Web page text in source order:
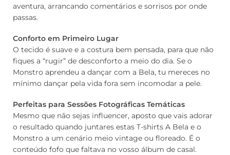
aventura, arrancando comentários e sorrisos por onde
passas.
Conforto em Primeiro Lugar
O tecido é suave e a costura bem pensada, para que não
fiques a “rugir” de desconforto a meio do dia. Se o
Monstro aprendeu a dançar com a Bela, tu mereces no
mínimo dançar pela vida fora sem incomodar a pele.
Perfeitas para Sessões Fotográficas Temáticas
Mesmo que não sejas influencer, aposto que vais adorar
o resultado quando juntares estas T-shirts A Bela e o
Monstro a um cenário meio vintage ou floreado. É o
conteúdo fofo que faltava no vosso álbum de casal.